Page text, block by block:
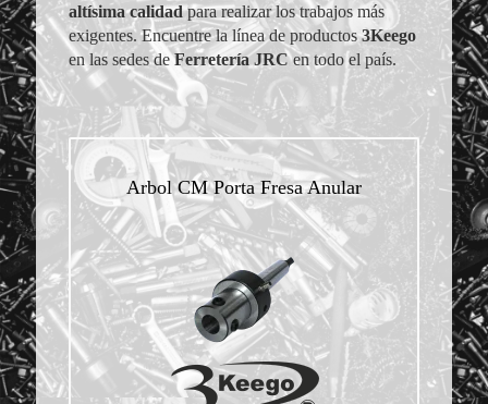
altísima calidadpara realizar los trabajos más
exigentes. Encuentre la línea de productos3Keego
en las sedes deFerretería JRCen todo el país.
Arbol CM Porta Fresa Anular